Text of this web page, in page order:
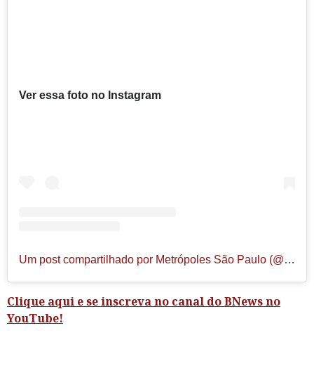
Ver essa foto no Instagram
Um post compartilhado por Metrópoles São Paulo (@metropoles.sp)
Clique aqui e se inscreva no canal do BNews no
YouTube!